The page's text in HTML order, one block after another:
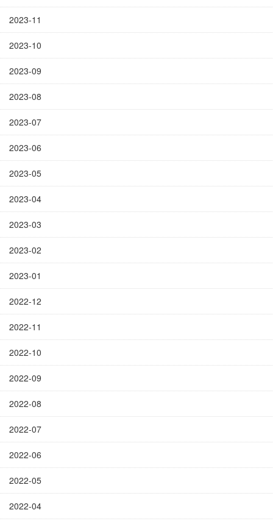
2023-11
2023-10
2023-09
2023-08
2023-07
2023-06
2023-05
2023-04
2023-03
2023-02
2023-01
2022-12
2022-11
2022-10
2022-09
2022-08
2022-07
2022-06
2022-05
2022-04